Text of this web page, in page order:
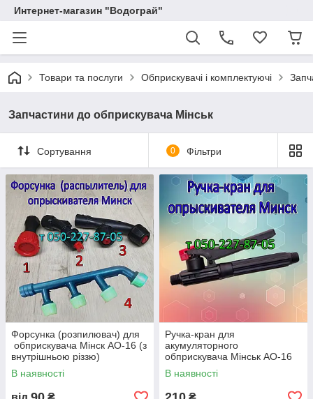
Интернет-магазин "Водограй"
Товари та послуги Обприскувачі і комплектуючі
Запчастини до обприскувача Мінськ
Сортування 0 Фільтри
Форсунка (розпилювач) для
обприскувача Мінск АО-16 (з
внутрішньою різзю)
В наявності
Ручка-кран для
акумуляторного
обприскувача Мінськ АО-16
В наявності